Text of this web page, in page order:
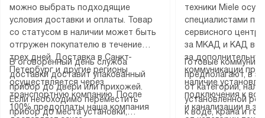
можно выбрать подходящие
условия доставки и оплаты. Товар
со статусом в наличии может быть
отгружен покупателю в течение
трех дней. Доставка в Санкт-
Петербург и другие регионы
осуществляется через
транспортную компанию. После
100% предоплаты наша компания
В оговоренный день служба
доставки доставит упакованный
прибор до двери или прихожей.
Если необходимо переместить
прибор до места установки,
техники Miele
специалистами
сервисного
за МКАД и КАД
за
коммуникации
наличие
подключения к
и канализации в
Готовые
предполагают, в
от категории,
установленной
к воде, крана и